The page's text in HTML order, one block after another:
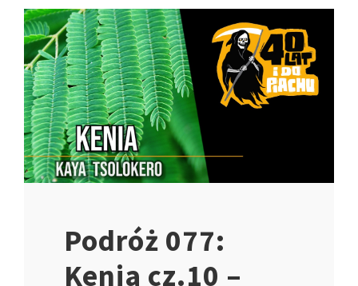
Podróż 077:
Kenia cz.10 –